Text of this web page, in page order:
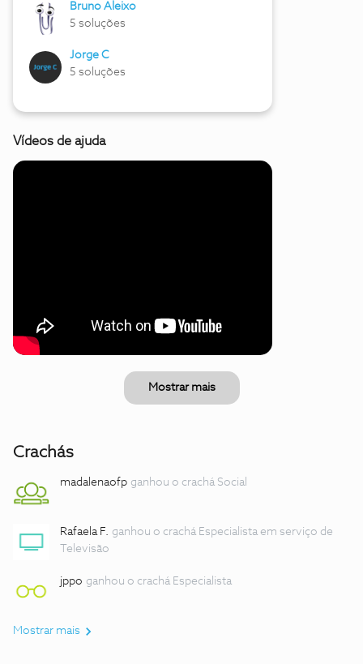
Bruno Aleixo
5 soluções
Jorge C
5 soluções
Vídeos de ajuda
Mostrar mais
Crachás
madalenaofp ganhou o crachá Social
Rafaela F. ganhou o crachá Especialista em serviço de
Televisão
jppo ganhou o crachá Especialista
Mostrar mais